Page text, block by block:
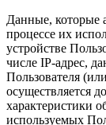
Данные, которые
процессе их
устройстве
числе IP-адрес,
Пользователя
осуществляется
характеристики
используемых